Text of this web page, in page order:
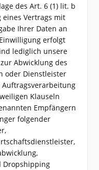
des Art. 6 (1) lit. b
eines Vertrags mit
Ihrer Daten an
erfolgt
lediglich unsere
Abwicklung des
oder Dienstleister
Klauseln
Empfängern
folgender
Dropshipping